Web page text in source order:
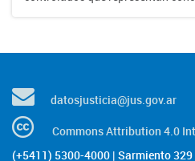
datosjusticia@jus.gov.ar
Commons Attribution 4.0
(+5411) 5300-4000 | Sarmiento 329